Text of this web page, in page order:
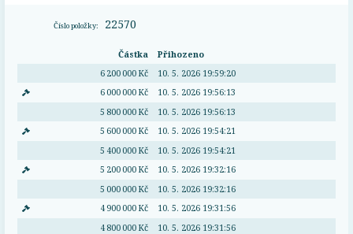
Číslo položky: 22570
Částka
Přihozeno
6 200 000 Kč
10. 5. 2026 19:59:20
6 000 000 Kč
10. 5. 2026 19:56:13
5 800 000 Kč
10. 5. 2026 19:56:13
5 600 000 Kč
10. 5. 2026 19:54:21
5 400 000 Kč
10. 5. 2026 19:54:21
5 200 000 Kč
10. 5. 2026 19:32:16
5 000 000 Kč
10. 5. 2026 19:32:16
4 900 000 Kč
10. 5. 2026 19:31:56
4 800 000 Kč
10. 5. 2026 19:31:56